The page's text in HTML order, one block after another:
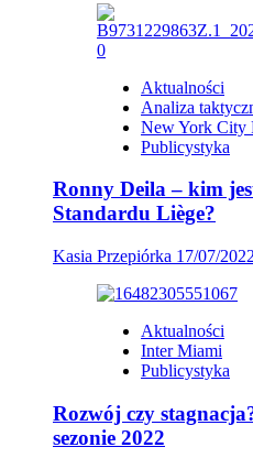
Aktualności
Analiza
New York City
Publicystyka
Ronny Deila – kim
Standardu Liège?
Kasia Przepiórka 17/07/2022
Aktualności
Inter Miami
Publicystyka
Rozwój czy
sezonie 2022